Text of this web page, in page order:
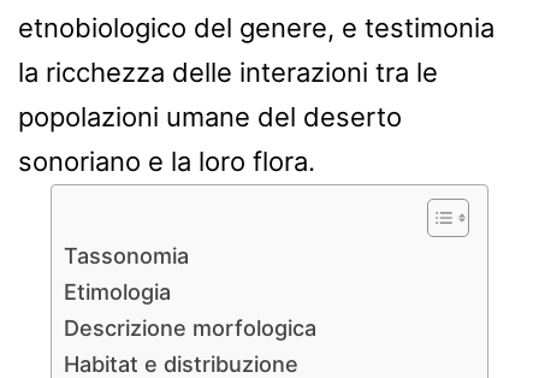
etnobiologico del genere, e testimonia
la ricchezza delle interazioni tra le
popolazioni umane del deserto
sonoriano e la loro flora.
Tassonomia
Etimologia
Descrizione morfologica
Habitat e distribuzione